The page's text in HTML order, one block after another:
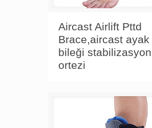
Aircast Airlift Pttd
Brace,aircast ayak
bileği stabilizasyon
ortezi